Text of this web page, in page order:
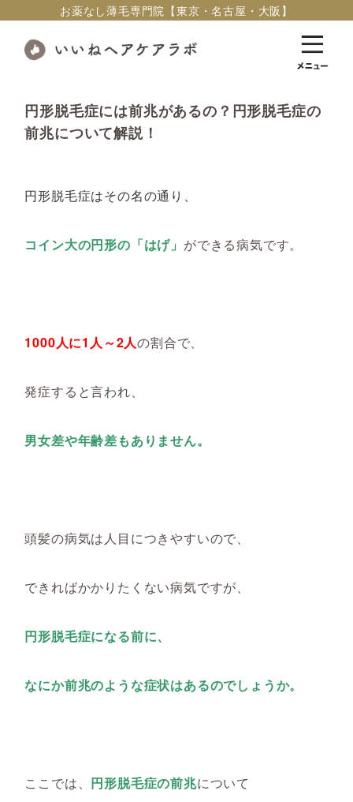
お薬なし薄毛専門院【東京・名古屋・大阪】
円形脱毛症には前兆があるの？円形脱毛症の
前兆について解説！
円形脱毛症はその名の通り、
コイン大の円形の「はげ」 ができる病気です。
1000人に1人～2人の割合で、
発症すると言われ、
男女差や年齢差もありません。
頭髪の病気は人目につきやすいので、
できればかかりたくない病気ですが、
円形脱毛症になる前に、
なにか前兆のような症状はあるのでしょうか。
ここでは、 円形脱毛症の前兆について